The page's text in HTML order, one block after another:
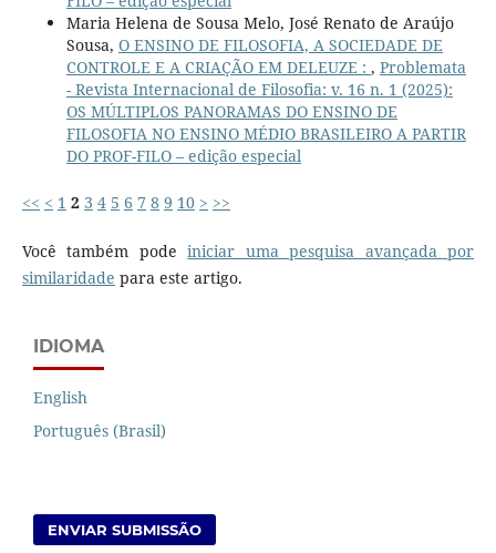
Maria Helena de Sousa Melo, José Renato de Araújo
Sousa, O ENSINO DE FILOSOFIA, A SOCIEDADE DE
CONTROLE E A CRIAÇÃO EM DELEUZE : , Problemata
- Revista Internacional de Filosofia: v. 16 n. 1 (2025):
OS MÚLTIPLOS PANORAMAS DO ENSINO DE
FILOSOFIA NO ENSINO MÉDIO BRASILEIRO A PARTIR
DO PROF-FILO – edição especial
<< < 1 2 3 4 5 6 7 8 9 10 > >>
Você também podeiniciar uma pesquisa avançada por
similaridade para este artigo.
IDIOMA
English
Português (Brasil)
ENVIAR SUBMISSÃO